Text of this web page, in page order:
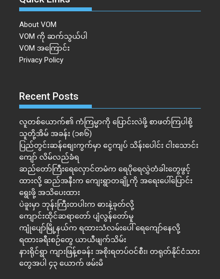
About VOM
VOM ကို ဆက်သွယ်ပါ
VOM အကြောင်း
Privacy Policy
Recent Posts
လူတစ်ယောက်၏ ကံကြမ္မာကို ပြောင်းလဲဖို့ စာဖတ်ကြပါစို့
သူတို့အိမ် အခန်း (၁၈၆)
ပြည်တွင်းဆန်စျေးကွက်မှာ ငွေကျပ် သိန်းပေါင်း ငါး​သောင်း
ကျော် လိမ်လည်ခံရ
ဆည်တော်ကြီးရေလှောင်တမံက ရေပိုရေလွှဲတံခါးတွေဖွင့်
ထားလို့ ဆည်အနီးက ကျေးရွာတချို့ကို အရေးပေါ်ပြောင်း
ရွေးဖို့ အသိပေးထား
ပဲခူးမှာ ဘုန်းကြီးတပါးက ဓားနဲ့ခုတ်လို့
ကျောင်းထိုင်ဆရာတော် ပျံလွန်တော်မူ
ကျုံပျော်မြို့နယ်က ရထားသံလမ်းပေါ် ရေကျော်နေလို့
ရထားခရီးစဉ်တွေ ယာယီဖျက်သိမ်း
နားရိုင်ရွာ ကျားဖြန့်စခန်း အစိုးရတပ်ဝင်စီး၊ တရုတ်နိုင်ငံသား
တွေအပါ ၄၃ ယောက် ဖမ်းမိ